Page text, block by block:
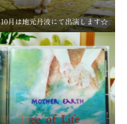
10月は地元丹波にて出演します☆